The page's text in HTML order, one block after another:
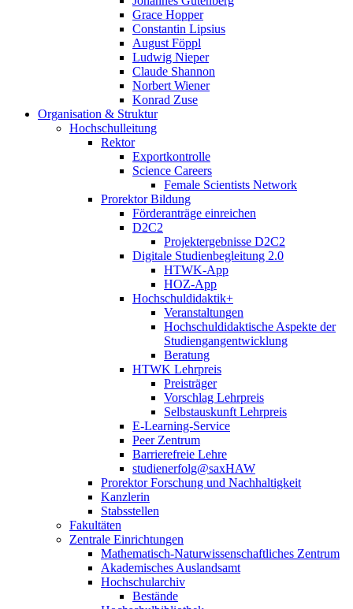
Grace Hopper
Constantin Lipsius
August Föppl
Ludwig Nieper
Claude Shannon
Norbert Wiener
Konrad Zuse
Organisation & Struktur
Hochschulleitung
Rektor
Exportkontrolle
Science Careers
Female Scientists Network
Prorektor Bildung
Förderanträge einreichen
D2C2
Projektergebnisse D2C2
Digitale Studienbegleitung 2.0
HTWK-App
HOZ-App
Hochschuldidaktik+
Veranstaltungen
Hochschuldidaktische Aspekte der
Studiengangentwicklung
Beratung
HTWK Lehrpreis
Preisträger
Vorschlag Lehrpreis
Selbstauskunft Lehrpreis
E-Learning-Service
Peer Zentrum
Barrierefreie Lehre
studienerfolg@saxHAW
Prorektor Forschung und Nachhaltigkeit
Kanzlerin
Stabsstellen
Fakultäten
Zentrale Einrichtungen
Mathematisch-Naturwissenschaftliches Zentrum
Akademisches Auslandsamt
Hochschularchiv
Bestände